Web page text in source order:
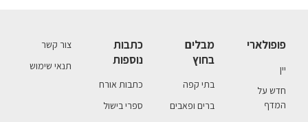
פופולארי
יין
חדש על
המדף
מבלים
בחוץ
בתי קפה
ברים ופאבים
כתבות
נוספות
כתבות אורח
ספרי בישול
צור קשר
תנאי שימוש